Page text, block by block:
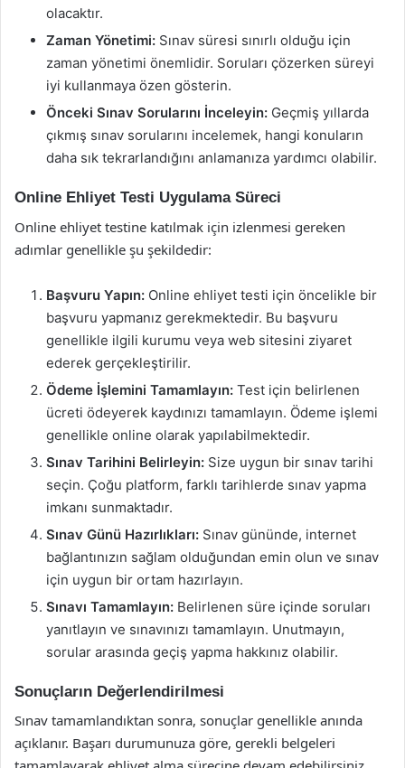
olacaktır.
Zaman Yönetimi: Sınav süresi sınırlı olduğu için
zaman yönetimi önemlidir. Soruları çözerken süreyi
iyi kullanmaya özen gösterin.
Önceki Sınav Sorularını İnceleyin: Geçmiş yıllarda
çıkmış sınav sorularını incelemek, hangi konuların
daha sık tekrarlandığını anlamanıza yardımcı olabilir.
Online Ehliyet Testi Uygulama Süreci
Online ehliyet testine katılmak için izlenmesi gereken
adımlar genellikle şu şekildedir:
Başvuru Yapın: Online ehliyet testi için öncelikle bir
başvuru yapmanız gerekmektedir. Bu başvuru
genellikle ilgili kurumu veya web sitesini ziyaret
ederek gerçekleştirilir.
Ödeme İşlemini Tamamlayın: Test için belirlenen
ücreti ödeyerek kaydınızı tamamlayın. Ödeme işlemi
genellikle online olarak yapılabilmektedir.
Sınav Tarihini Belirleyin: Size uygun bir sınav tarihi
seçin. Çoğu platform, farklı tarihlerde sınav yapma
imkanı sunmaktadır.
Sınav Günü Hazırlıkları: Sınav gününde, internet
bağlantınızın sağlam olduğundan emin olun ve sınav
için uygun bir ortam hazırlayın.
Sınavı Tamamlayın: Belirlenen süre içinde soruları
yanıtlayın ve sınavınızı tamamlayın. Unutmayın,
sorular arasında geçiş yapma hakkınız olabilir.
Sonuçların Değerlendirilmesi
Sınav tamamlandıktan sonra, sonuçlar genellikle anında
açıklanır. Başarı durumunuza göre, gerekli belgeleri